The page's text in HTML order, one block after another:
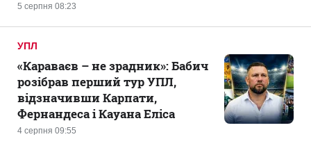
5 серпня 08:23
УПЛ
4 серпня 09:55
«Караваєв – не зрадник»: Бабич
розібрав перший тур УПЛ,
відзначивши Карпати,
Фернандеса і Кауана Еліса